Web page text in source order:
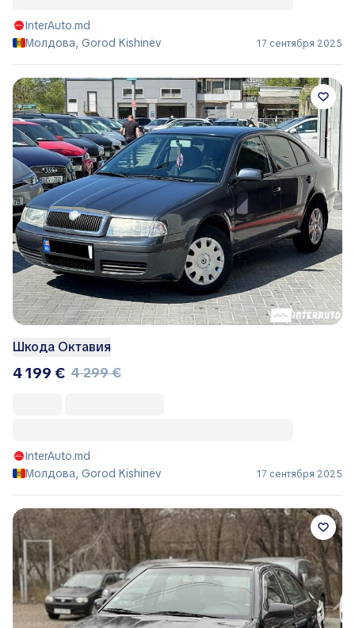
InterAuto.md
Молдова, Gorod Kishinëv
17 сентября 2025
Шкода Октавия
4 199 € 4 299 €
InterAuto.md
Молдова, Gorod Kishinëv
17 сентября 2025